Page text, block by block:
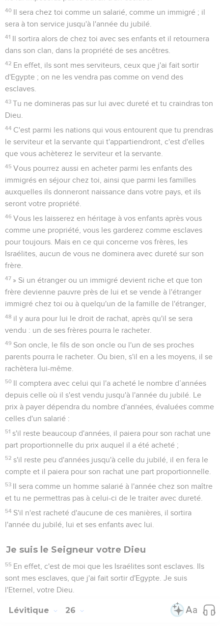
40 Il sera chez toi comme un salarié, comme un immigré ; il
sera à ton service jusqu'à l'année du jubilé.
41 Il sortira alors de chez toi avec ses enfants et il retournera
dans son clan, dans la propriété de ses ancêtres.
42 En effet, ils sont mes serviteurs, ceux que j'ai fait sortir
d'Egypte ; on ne les vendra pas comme on vend des
esclaves.
43 Tu ne domineras pas sur lui avec dureté et tu craindras ton
Dieu.
44 C'est parmi les nations qui vous entourent que tu prendras
le serviteur et la servante qui t'appartiendront, c'est d'elles
que vous achèterez le serviteur et la servante.
45 Vous pourrez aussi en acheter parmi les enfants des
immigrés en séjour chez toi, ainsi que parmi les familles
auxquelles ils donneront naissance dans votre pays, et ils
seront votre propriété.
46 Vous les laisserez en héritage à vos enfants après vous
comme une propriété, vous les garderez comme esclaves
pour toujours. Mais en ce qui concerne vos frères, les
Israélites, aucun de vous ne dominera avec dureté sur son
frère.
47 » Si un étranger ou un immigré devient riche et que ton
frère devienne pauvre près de lui et se vende à l'étranger
immigré chez toi ou à quelqu'un de la famille de l'étranger,
48 il y aura pour lui le droit de rachat, après qu'il se sera
vendu : un de ses frères pourra le racheter.
49 Son oncle, le fils de son oncle ou l'un de ses proches
parents pourra le racheter. Ou bien, s'il en a les moyens, il se
rachètera lui-même.
50 Il comptera avec celui qui l'a acheté le nombre d’années
depuis celle où il s'est vendu jusqu'à l'année du jubilé. Le
prix à payer dépendra du nombre d'années, évaluées comme
celles d'un salarié :
51 s'il reste beaucoup d'années, il paiera pour son rachat une
part proportionnelle du prix auquel il a été acheté ;
52 s'il reste peu d'années jusqu'à celle du jubilé, il en fera le
compte et il paiera pour son rachat une part proportionnelle.
53 Il sera comme un homme salarié à l'année chez son maître
et tu ne permettras pas à celui-ci de le traiter avec dureté.
54 S'il n'est racheté d'aucune de ces manières, il sortira
l'année du jubilé, lui et ses enfants avec lui.
Je suis le Seigneur votre Dieu
55 En effet, c'est de moi que les Israélites sont esclaves. Ils
sont mes esclaves, que j'ai fait sortir d'Egypte. Je suis
l'Eternel, votre Dieu.
Lévitique 26